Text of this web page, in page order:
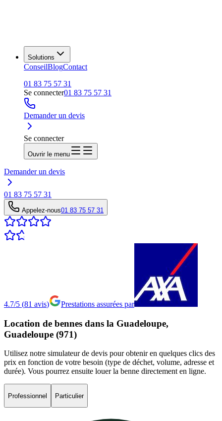
Solutions
ConseilBlogContact
01 83 75 57 31
Se connecter01 83 75 57 31
Demander un devis
Se connecter
Ouvrir le menu
Demander un devis
01 83 75 57 31
Appelez-nous01 83 75 57 31
4.7/5 (81 avis) Prestations assurées par
Location de bennes dans la Guadeloupe,
Guadeloupe (971)
Utilisez notre simulateur de devis pour obtenir en quelques clics des
prix en fonction de votre besoin (type de déchet, volume, adresse et
durée). Vous pourrez ensuite louer la benne directement en ligne.
Professionnel Particulier